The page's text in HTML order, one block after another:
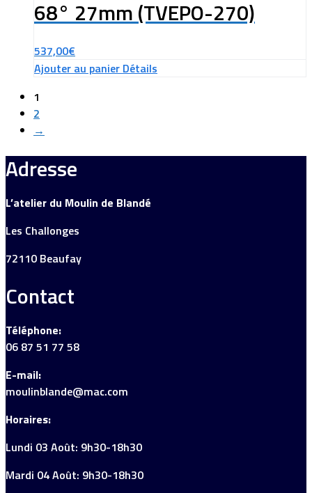
68° 27mm (TVEPO-270)
537,00€
Ajouter au panier Détails
1
2
→
Adresse
L’atelier du Moulin de Blandé
Les Challonges
72110 Beaufay
Contact
Téléphone:
06 87 51 77 58
E-mail:
moulinblande@mac.com
Horaires:
Lundi 03 Août: 9h30-18h30
Mardi 04 Août: 9h30-18h30